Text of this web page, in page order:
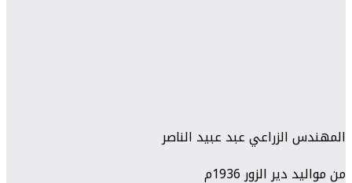
المهندس الزراعي عبد عبيد الناصر
من مواليد دير الزور 1936م